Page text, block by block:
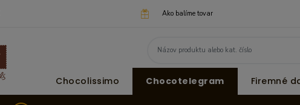
Ako balíme tovar
Chocolissimo Chocotelegram Firemné